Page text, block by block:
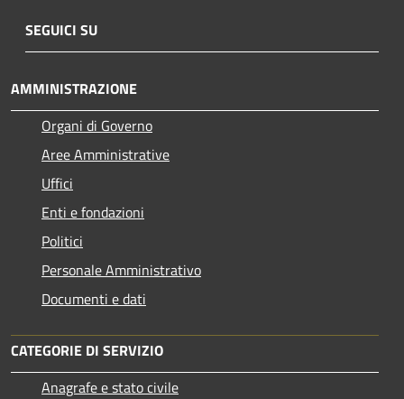
SEGUICI SU
AMMINISTRAZIONE
Organi di Governo
Aree Amministrative
Uffici
Enti e fondazioni
Politici
Personale Amministrativo
Documenti e dati
CATEGORIE DI SERVIZIO
Anagrafe e stato civile